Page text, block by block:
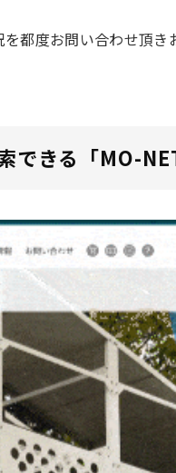
都度お問い合わせ頂
できる「MO-